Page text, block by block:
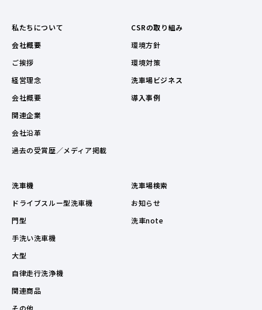
私たちについて
会社概要
ご挨拶
経営理念
会社概要
関連企業
会社沿革
過去の受賞歴／メディア掲載
CSRの取り組み
環境方針
環境対策
洗車場ビジネス
導入事例
洗車機
ドライブスルー型洗車機
門型
手洗い洗車機
大型
自律走行洗浄機
関連商品
その他
洗車場検索
お知らせ
洗車note